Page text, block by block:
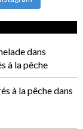
dans
à la pêche
à la pêchedans